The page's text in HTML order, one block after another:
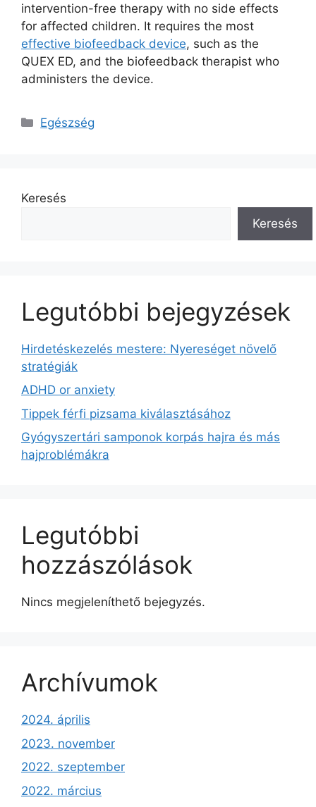
intervention-free therapy with no side effects
for affected children. It requires the most
effective biofeedback device, such as the
QUEX ED, and the biofeedback therapist who
administers the device.
Kategória
Egészség
Keresés
Keresés
Legutóbbi bejegyzések
Hirdetéskezelés mestere: Nyereséget növelő
stratégiák
ADHD or anxiety
Tippek férfi pizsama kiválasztásához
Gyógyszertári samponok korpás hajra és más
hajproblémákra
Legutóbbi
hozzászólások
Nincs megjeleníthető bejegyzés.
Archívumok
2024. április
2023. november
2022. szeptember
2022. március